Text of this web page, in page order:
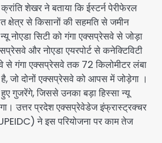
शेखर ने बताया कि ईस्टर्न पेरीफेरल
क्षेत्र से किसानों की सहमति से जमीन
नोएडा सिटी को गंगा एक्सप्रेसवे से जोड़ा
और नोएडा एयरपोर्ट से कनेक्टिविटी
से गंगा एक्सप्रेसवे तक 72 किलोमीटर लंबा
जो दोनों एक्सप्रेसवे को आपस में जोड़ेगा ।
गुजरेंगे, जिससे उनका बड़ा हिस्सा न्यू
उत्तर प्रदेश एक्सप्रेवेडेज इंफ्रास्ट्रक्चर
ने इस परियोजना पर काम तेज